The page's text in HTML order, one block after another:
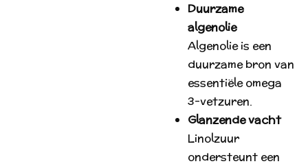
Duurzame
algenolie
Algenolie is een
duurzame bron van
essentiële omega
3-vetzuren.
Glanzende vacht
Linolzuur
ondersteunt een